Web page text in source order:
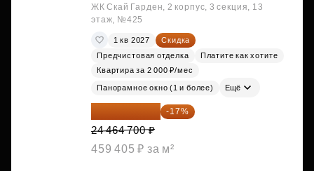
ЖК Скай Гарден, 2 корпус, 3 секция, 13
этаж, №425
1 кв 2027
Скидка
Предчистовая отделка
Платите как хотите
Квартира за 2 000 ₽/мес
Панорамное окно (1 и более) Ещё
20 305 701 ₽ -17%
24 464 700 ₽
459 405 ₽ за м²